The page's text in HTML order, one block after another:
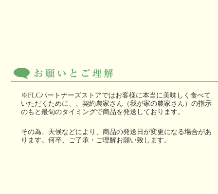
※FLCパートナーズストアではお客様に本当に美味しく食べて
いただくために、、契約農家さん（我が家の農家さん）の指示
のもと最旬のタイミングで商品を発送しております。
その為、天候などにより、商品の発送日が変更になる場合があ
ります。何卒、ご了承・ご理解お願い致します。